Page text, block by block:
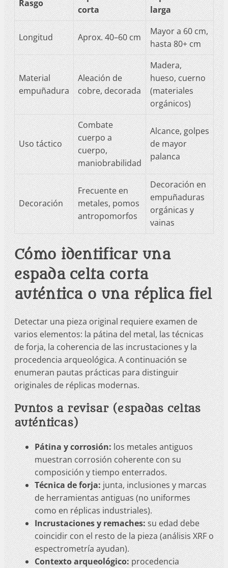
Rasgo
corta
larga
Longitud Aprox. 40–60 cm
Mayor a 60 cm,
hasta 80+ cm
Material
empuñadura
Aleación de
cobre, decorada
Madera,
hueso, cuerno
(materiales
orgánicos)
Uso táctico
Combate
cuerpo a
cuerpo,
maniobrabilidad
Alcance, golpes
de mayor
palanca
Decoración
Frecuente en
metales, pomos
antropomorfos
Decoración en
empuñaduras
orgánicas y
vainas
Cómo identificar una
espada celta corta
auténtica o una réplica fiel
Detectar una pieza original requiere examen de
varios elementos: la pátina del metal, las técnicas
de forja, la coherencia de las incrustaciones y la
procedencia arqueológica. A continuación se
enumeran pautas prácticas para distinguir
originales de réplicas modernas.
Puntos a revisar (espadas celtas
auténticas)
Pátina y corrosión:los metales antiguos
muestran corrosión coherente con su
composición y tiempo enterrados.
Técnica de forja:junta, inclusiones y marcas
de herramientas antiguas (no uniformes
como en réplicas industriales).
Incrustaciones y remaches:su edad debe
coincidir con el resto de la pieza (análisis XRF o
espectrometría ayudan).
Contexto arqueológico:procedencia